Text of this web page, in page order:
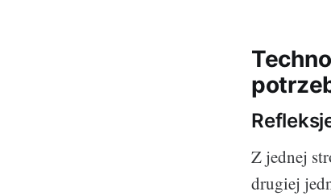
Z jednej
drugiej